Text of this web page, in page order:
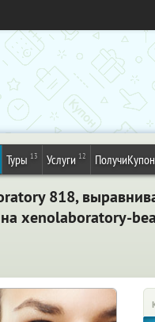
Туры 13 Услуги 12 ПолучиКупон
818,
xenolaboratory-